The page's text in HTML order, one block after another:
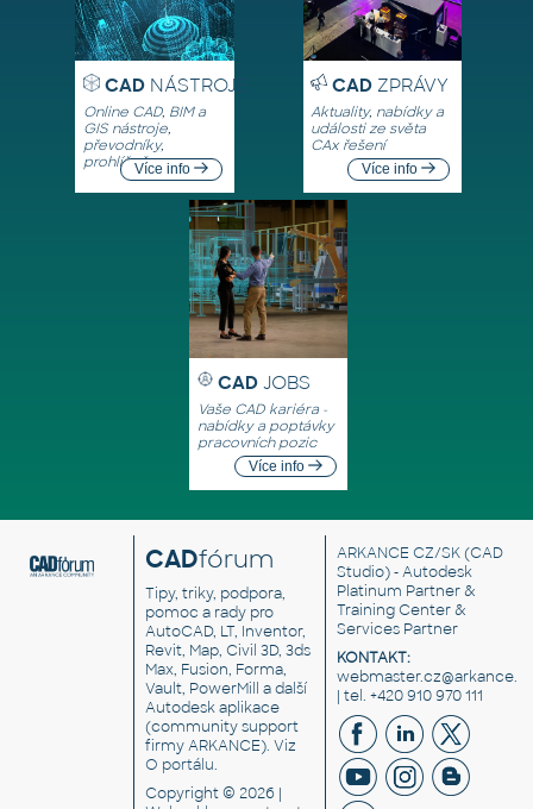
CADNÁSTROJE
Online CAD, BIM a
GIS nástroje,
převodníky,
prohlížečeVíce info
CADZPRÁVY
Aktuality, nabídky a
události ze světa
CAx řešení
Více info
CAD JOBS
Vaše CAD kariéra -
nabídky a poptávky
pracovních pozic
Více info
CADfórum
Tipy, triky, podpora,
pomoc a rady pro
AutoCAD, LT, Inventor,
Revit, Map, Civil 3D, 3ds
Max, Fusion, Forma,
Vault, PowerMill a další
Autodesk aplikace
(community support
firmy ARKANCE). Viz
O portálu.
Copyright © 2026 |
ARKANCE CZ/SK(CAD
Studio) - Autodesk
Platinum Partner &
Training Center &
Services Partner
KONTAKT:
| tel. +420 910 970 111